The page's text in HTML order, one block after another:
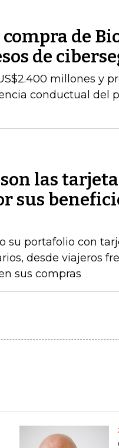
de
de
millones y
conductual del
las
sus
su portafolio con
desde viajeros
sus compras